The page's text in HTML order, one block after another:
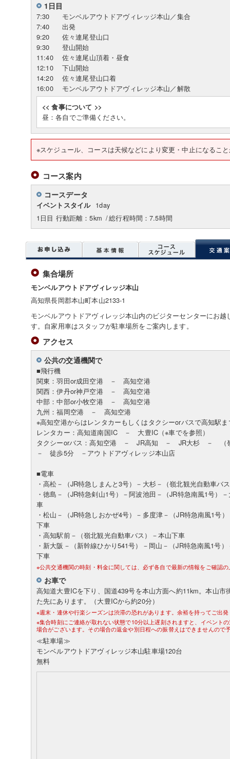
1日目
7:30
モンベルアウトドアヴィレッジ本山／集合
7:40
出発
9:20
佐々連尾登山口
9:30
登山開始
11:40
佐々連尾山頂着・昼食
12:10
下山開始
14:20
佐々連尾登山口着
16:00
モンベルアウトドアヴィレッジ本山／解散
<< 食事について >>
昼：各自でご準備ください。
※スケジュール、コースは天候などにより変更・中止になるこ
コース案内
コースデータ
イベントスタイル 1day
1日目 行動距離：5km /総行程時間：7.5時間
集合場所
モンベルアウトドアヴィレッジ本山
高知県長岡郡本山町本山2133-1
モンベルアウトドアヴィレッジ本山内のビジターセンターにお
す。自家用車はスタッフが駐車場所をご案内します。
アクセス
公共の交通機関で
■飛行機
関東：羽田or成田空港 － 高知空港
関西：伊丹or神戸空港 － 高知空港
中部：中部or小牧空港 － 高知空港
九州：福岡空港 － 高知空港
※高知空港からはレンタカーもしくはタクシーorバスで高知駅
レンタカー：高知道南国IC － 大豊IC（※車でを参照）
タクシーorバス：高知空港 － JR高知 － JR大杉 － （
－ 徒歩5分 －アウトドアヴィレッジ本山店
■電車
・高松－（JR特急しまんと3号）－大杉－（嶺北観光自動車バ
・徳島－（JR特急剣山1号）－阿波池田－（JR特急南風1号）
車
・松山－（JR特急しおかぜ4号）－多度津－（JR特急南風1号
下車
・高知駅前－（嶺北観光自動車バス）－本山下車
・新大阪－（新幹線ひかり541号）－岡山－（JR特急南風1号
下車
※公共交通機関の時刻・料金に関しては、必ず各自で最新の情報をご確認
お車で
高知道大豊ICを下り、国道439号を本山方面へ約11km。本山
た先にあります。（大豊ICから約20分）
※週末・連休や行楽シーズンは渋滞の恐れがあります。余裕を持ってご出
※集合時刻にご連絡が取れない状態で10分以上遅刻されますと、イベント
場合がございます。その場合の返金や別日程への振替えはできませんので
≪駐車場≫
モンベルアウトドアヴィレッジ本山駐車場120台
無料